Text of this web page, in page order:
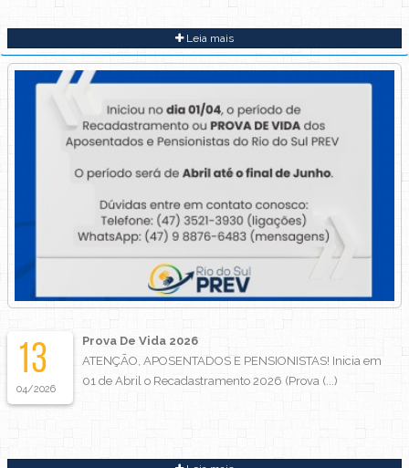
Leia mais
13
04/2026
Prova De Vida 2026
ATENÇÃO, APOSENTADOS E PENSIONISTAS! Inicia em
01 de Abril o Recadastramento 2026 (Prova (...)